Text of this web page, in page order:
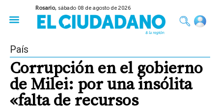
Rosario, sábado 08 de agosto de 2026
País
Corrupción en el gobierno
de Milei: por una insólita
«falta de recursos